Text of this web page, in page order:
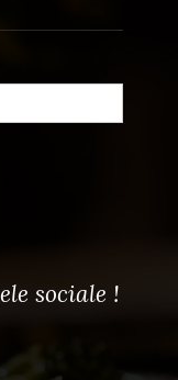
sociale !